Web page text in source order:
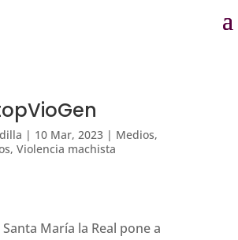
| 10 Mar, 2023| Medios,
, Violencia machista
María la Real pone a